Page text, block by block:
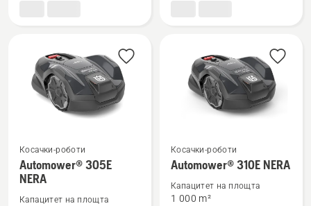
технология
Вижте
повече
подробности
Косачки-роботи
Automower® 305E
NERA
Капацитет на площта
Вижте
повече
подробности
Косачки-роботи
Automower® 310E NERA
Капацитет на площта
1 000 m²